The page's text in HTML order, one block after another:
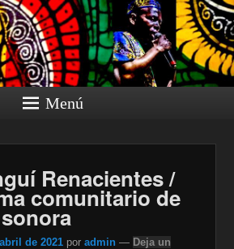
Menú
Renacientes /
comunitario de
de 2021 poradmin — Deja un